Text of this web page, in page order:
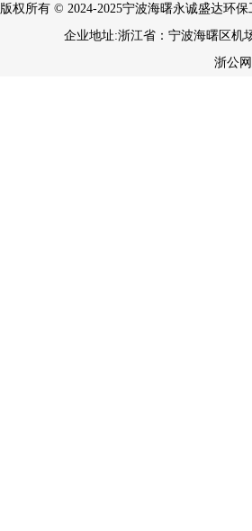
版权所有 © 2024-2025宁波海曙永诚盛达环
企业地址:浙江省：宁波海曙区机
浙公